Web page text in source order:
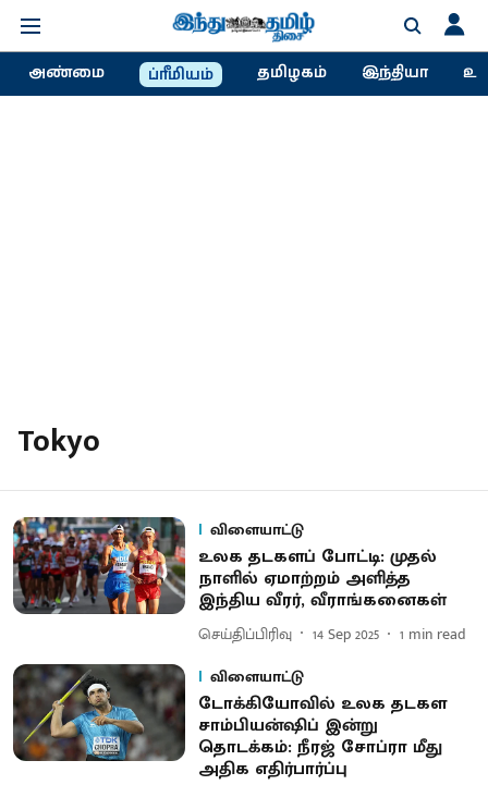
அண்மை ப்ரீமியம் தமிழகம் இந்தியா
Tokyo
விளையாட்டு
உலக தடகளப் போட்டி: முதல்
நாளில் ஏமாற்றம் அளித்த
இந்திய வீரர், வீராங்கனைகள்
செய்திப்பிரிவு 14 Sep 2025 1 min read
விளையாட்டு
டோக்கியோவில் உலக தடகள
சாம்பியன்ஷிப் இன்று
தொடக்கம்: நீரஜ் சோப்ரா மீது
அதிக எதிர்பார்ப்பு